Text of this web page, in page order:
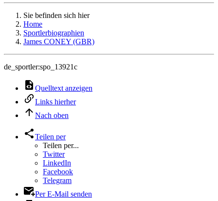
Sie befinden sich hier
Home
Sportlerbiographien
James CONEY (GBR)
de_sportler:spo_13921c
Quelltext anzeigen
Links hierher
Nach oben
Teilen per
Teilen per...
Twitter
LinkedIn
Facebook
Telegram
Per E-Mail senden